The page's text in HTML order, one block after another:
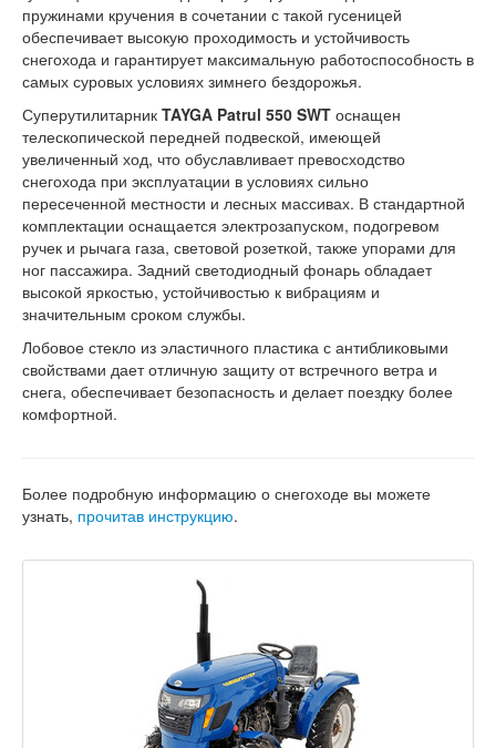
пружинами кручения в сочетании с такой гусеницей
обеспечивает высокую проходимость и устойчивость
снегохода и гарантирует максимальную работоспособность в
самых суровых условиях зимнего бездорожья.
Суперутилитарник TAYGA Patrul 550 SWT оснащен
телескопической передней подвеской, имеющей
увеличенный ход, что обуславливает превосходство
снегохода при эксплуатации в условиях сильно
пересеченной местности и лесных массивах. В стандартной
комплектации оснащается электрозапуском, подогревом
ручек и рычага газа, световой розеткой, также упорами для
ног пассажира. Задний светодиодный фонарь обладает
высокой яркостью, устойчивостью к вибрациям и
значительным сроком службы.
Лобовое стекло из эластичного пластика с антибликовыми
свойствами дает отличную защиту от встречного ветра и
снега, обеспечивает безопасность и делает поездку более
комфортной.
Более подробную информацию о снегоходе вы можете
узнать, прочитав инструкцию.